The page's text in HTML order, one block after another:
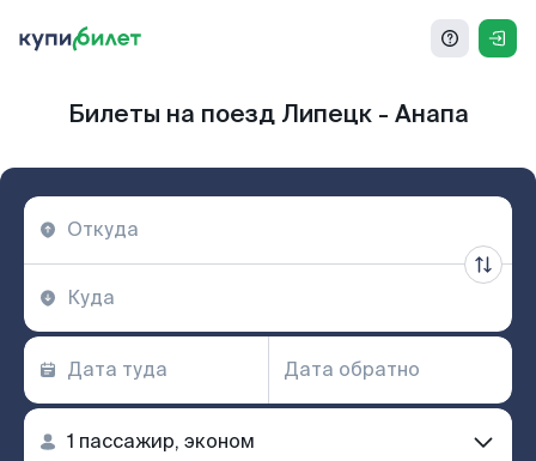
Билеты на поезд Липецк - Анапа